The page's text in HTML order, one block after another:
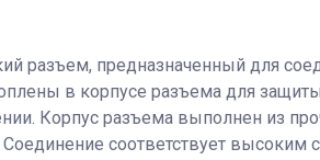
разъем, предназначенный для
в корпусе разъема для защиты
Корпус разъема выполнен из
соответствует высоким